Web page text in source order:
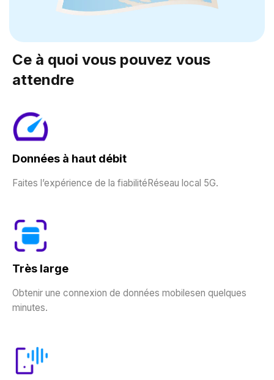
Ce à quoi vous pouvez vous
attendre
Données à haut débit
Faites l’expérience de la fiabilitéRéseau local 5G.
Très large
Obtenir une connexion de données mobilesen quelques
minutes.